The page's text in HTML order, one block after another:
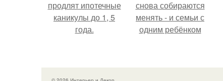
продлят ипотечные
каникулы до 1, 5
года.
снова собираются
менять - и семьи с
одним ребёнком